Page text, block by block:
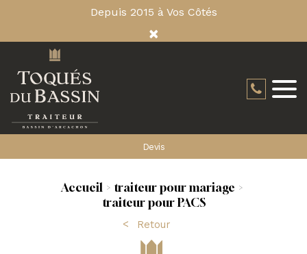
Depuis 2015 à Vos Côtés
×
Devis
Accueil
traiteur pour mariage
traiteur pour PACS
Retour